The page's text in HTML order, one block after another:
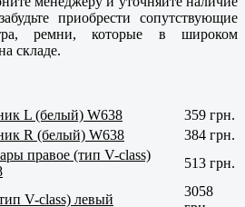
приобрести сопутствующие
ремни, которые в широком
складе.
L (белый) W638
359 грн.
R (белый) W638
384 грн.
правое (тип V-class)
513 грн.
V-class) левый
3058